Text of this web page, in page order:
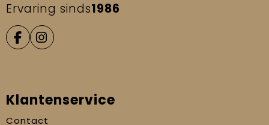
Ervaring sinds1986
Klantenservice
Contact